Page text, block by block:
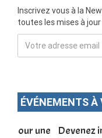
Inscrivez vous à la
toutes les mises à
ÉVÉNEMENTS À
Devenez